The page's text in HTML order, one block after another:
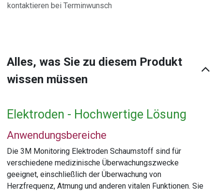
kontaktieren bei Terminwunsch
Alles, was Sie zu diesem Produkt
wissen müssen
Elektroden - Hochwertige Lösung
Anwendungsbereiche
Die 3M Monitoring Elektroden Schaumstoff sind für
verschiedene medizinische Überwachungszwecke
geeignet, einschließlich der Überwachung von
Herzfrequenz, Atmung und anderen vitalen Funktionen. Sie